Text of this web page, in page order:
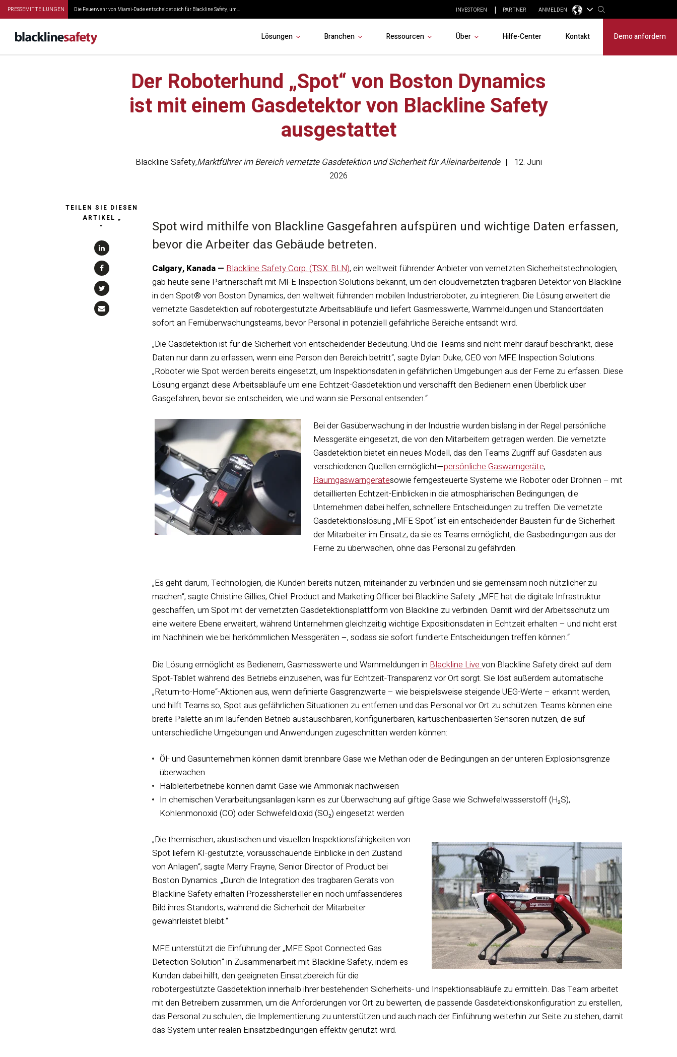
PRESSEMITTEILUNGEN Die Feuerwehr von Miami-Dade entscheidet sich für Blackline Safety, um... INVESTOREN PARTNER ANMELDEN
Lösungen Branchen Ressourcen Über Hilfe-Center Kontakt Demo anfordern
Der Roboterhund „Spot“ von Boston Dynamics
ist mit einem Gasdetektor von Blackline Safety
ausgestattet
Blackline Safety,Marktführer im Bereich vernetzte Gasdetektion und Sicherheit für Alleinarbeitende
12. Juni
2026
TEILEN SIE DIESEN
ARTIKEL „
“
Spot wird mithilfe von Blackline Gasgefahren aufspüren und wichtige Daten erfassen,
bevor die Arbeiter das Gebäude betreten.
Calgary, Kanada — Blackline Safety Corp. (TSX: BLN), ein weltweit führender Anbieter von vernetzten Sicherheitstechnologien,
gab heute seine Partnerschaft mit MFE Inspection Solutions bekannt, um den cloudvernetzten tragbaren Detektor von Blackline
in den Spot® von Boston Dynamics, den weltweit führenden mobilen Industrieroboter, zu integrieren. Die Lösung erweitert die
vernetzte Gasdetektion auf robotergestützte Arbeitsabläufe und liefert Gasmesswerte, Warnmeldungen und Standortdaten
sofort an Fernüberwachungsteams, bevor Personal in potenziell gefährliche Bereiche entsandt wird.
„Die Gasdetektion ist für die Sicherheit von entscheidender Bedeutung. Und die Teams sind nicht mehr darauf beschränkt, diese
Daten nur dann zu erfassen, wenn eine Person den Bereich betritt“, sagte Dylan Duke, CEO von MFE Inspection Solutions.
„Roboter wie Spot werden bereits eingesetzt, um Inspektionsdaten in gefährlichen Umgebungen aus der Ferne zu erfassen. Diese
Lösung ergänzt diese Arbeitsabläufe um eine Echtzeit-Gasdetektion und verschafft den Bedienern einen Überblick über
Gasgefahren, bevor sie entscheiden, wie und wann sie Personal entsenden.“
Bei der Gasüberwachung in der Industrie wurden bislang in der Regel persönliche
Messgeräte eingesetzt, die von den Mitarbeitern getragen werden. Die vernetzte
Gasdetektion bietet ein neues Modell, das den Teams Zugriff auf Gasdaten aus
verschiedenen Quellen ermöglicht—persönliche Gaswarngeräte,
Raumgaswarngerätesowie ferngesteuerte Systeme wie Roboter oder Drohnen – mit
detaillierten Echtzeit-Einblicken in die atmosphärischen Bedingungen, die
Unternehmen dabei helfen, schnellere Entscheidungen zu treffen. Die vernetzte
Gasdetektionslösung „MFE Spot“ ist ein entscheidender Baustein für die Sicherheit
der Mitarbeiter im Einsatz, da sie es Teams ermöglicht, die Gasbedingungen aus der
Ferne zu überwachen, ohne das Personal zu gefährden.
„Es geht darum, Technologien, die Kunden bereits nutzen, miteinander zu verbinden und sie gemeinsam noch nützlicher zu
machen“, sagte Christine Gillies, Chief Product and Marketing Officer bei Blackline Safety. „MFE hat die digitale Infrastruktur
geschaffen, um Spot mit der vernetzten Gasdetektionsplattform von Blackline zu verbinden. Damit wird der Arbeitsschutz um
eine weitere Ebene erweitert, während Unternehmen gleichzeitig wichtige Expositionsdaten in Echtzeit erhalten – und nicht erst
im Nachhinein wie bei herkömmlichen Messgeräten –, sodass sie sofort fundierte Entscheidungen treffen können.“
Die Lösung ermöglicht es Bedienern, Gasmesswerte und Warnmeldungen in Blackline Livevon Blackline Safety direkt auf dem
Spot-Tablet während des Betriebs einzusehen, was für Echtzeit-Transparenz vor Ort sorgt. Sie löst außerdem automatische
„Return-to-Home“-Aktionen aus, wenn definierte Gasgrenzwerte – wie beispielsweise steigende UEG-Werte – erkannt werden,
und hilft Teams so, Spot aus gefährlichen Situationen zu entfernen und das Personal vor Ort zu schützen. Teams können eine
breite Palette an im laufenden Betrieb austauschbaren, konfigurierbaren, kartuschenbasierten Sensoren nutzen, die auf
unterschiedliche Umgebungen und Anwendungen zugeschnitten werden können:
Öl- und Gasunternehmen können damit brennbare Gase wie Methan oder die Bedingungen an der unteren Explosionsgrenze
überwachen
Halbleiterbetriebe können damit Gase wie Ammoniak nachweisen
In chemischen Verarbeitungsanlagen kann es zur Überwachung auf giftige Gase wie Schwefelwasserstoff (H₂S),
Kohlenmonoxid (CO) oder Schwefeldioxid (SO₂) eingesetzt werden
„Die thermischen, akustischen und visuellen Inspektionsfähigkeiten von
Spot liefern KI-gestützte, vorausschauende Einblicke in den Zustand
von Anlagen“, sagte Merry Frayne, Senior Director of Product bei
Boston Dynamics. „Durch die Integration des tragbaren Geräts von
Blackline Safety erhalten Prozesshersteller ein noch umfassenderes
Bild ihres Standorts, während die Sicherheit der Mitarbeiter
gewährleistet bleibt.“
MFE unterstützt die Einführung der „MFE Spot Connected Gas
Detection Solution“ in Zusammenarbeit mit Blackline Safety, indem es
Kunden dabei hilft, den geeigneten Einsatzbereich für die
robotergestützte Gasdetektion innerhalb ihrer bestehenden Sicherheits- und Inspektionsabläufe zu ermitteln. Das Team arbeitet
mit den Betreibern zusammen, um die Anforderungen vor Ort zu bewerten, die passende Gasdetektionskonfiguration zu erstellen,
das Personal zu schulen, die Implementierung zu unterstützen und auch nach der Einführung weiterhin zur Seite zu stehen, damit
das System unter realen Einsatzbedingungen effektiv genutzt wird.